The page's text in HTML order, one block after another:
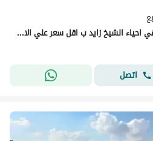
شقة للايجار في الحي السابع ارقي احياء الشيخ زايد ب اقل سعر علي الاطلاق مفروشة ومكيفة
اتصل